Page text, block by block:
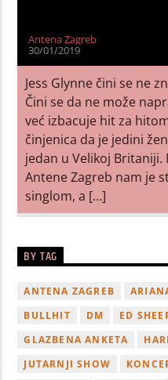
Antena Zagreb
30/01/2019
Jess Glynne čini se ne
Čini se da ne može
već izbacuje hit za
činjenica da je jedini
jedan u Velikoj Britaniji.
Antene Zagreb nam je
singlom, a […]
BY TAG
ANTENA ZAGREB
BULLHIT
DM ED
GLAZBENA ANKETA
JUTARNJI SHOW